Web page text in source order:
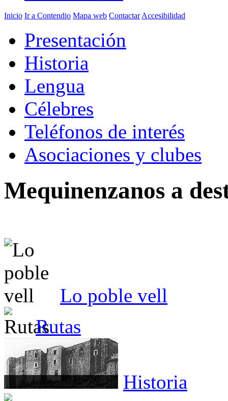
Inicio Ir a Contendio Mapa web Contactar Accesibilidad
Presentación
Historia
Lengua
Célebres
Teléfonos de interés
Asociaciones y clubes
Mequinenzanos a
Lo poble vell
Rutas
Historia